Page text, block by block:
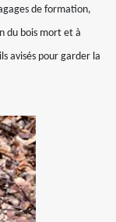
de formation,
du bois mort et à
avisés pour garder la